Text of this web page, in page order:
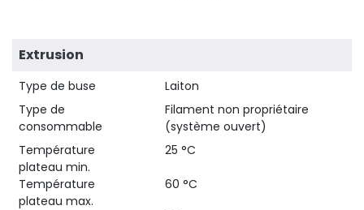
Extrusion
Type de buse
Laiton
Type de
consommable
Filament non propriétaire
(système ouvert)
Température
plateau min.
25 °C
Température
plateau max.
60 °C